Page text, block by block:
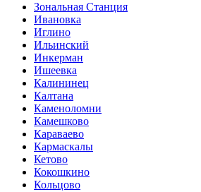
Зональная Станция
Ивановка
Иглино
Ильинский
Инкерман
Ишеевка
Калининец
Калтана
Каменоломни
Камешково
Караваево
Кармаскалы
Кетово
Кокошкино
Кольцово